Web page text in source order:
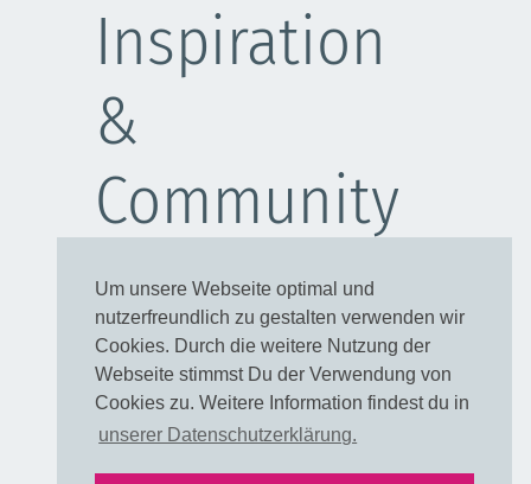
Um unsere Webseite optimal und
nutzerfreundlich zu gestalten verwenden wir
Cookies. Durch die weitere Nutzung der
Webseite stimmst Du der Verwendung von
Cookies zu. Weitere Information findest du in
unserer Datenschutzerklärung.
Inspiration
&
Community
Kleider
Blusen
Taschen
Rechtliches